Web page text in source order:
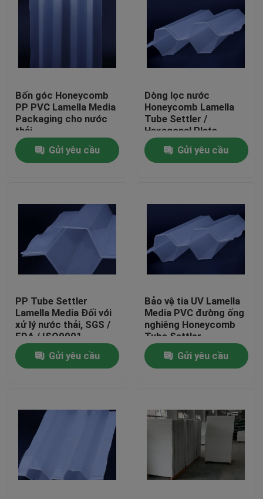
Trang Chủ
Về chúng tôi
Tham quan nhà máy
Kiểm soát chất lượng
Liên hệ chúng tôi
Yêu cầu báo giá
MBBR Filter Media
Bốn góc Honeycomb
PP PVC Lamella Media
Packaging cho nước
thải
Gửi yêu cầu
Dòng lọc nước
Honeycomb Lamella
Tube Settler /
Hexagonal Plate
Settlers Dòng lọc
nước
Gửi yêu cầu
PP Tube Settler
Lamella Media Đối với
xử lý nước thải, SGS /
FDA / ISO9001
Gửi yêu cầu
Bảo vệ tia UV Lamella
Media PVC đường ống
nghiêng Honeycomb
Tube Settler
Gửi yêu cầu